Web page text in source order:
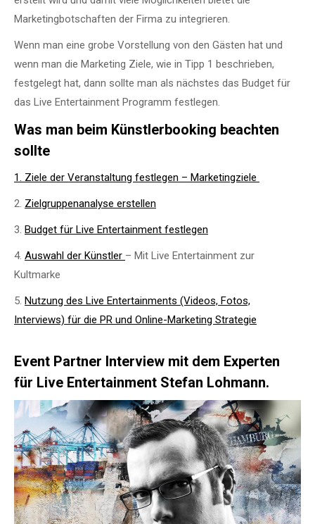
Marketingbotschaften der Firma zu integrieren.
Wenn man eine grobe Vorstellung von den Gästen hat und
wenn man die Marketing Ziele, wie in Tipp 1 beschrieben,
festgelegt hat, dann sollte man als nächstes das Budget für
das Live Entertainment Programm festlegen.
Was man beim Künstlerbooking beachten
sollte
1. Ziele der Veranstaltung festlegen – Marketingziele
2. Zielgruppenanalyse erstellen
3. Budget für Live Entertainment festlegen
4. Auswahl der Künstler – Mit Live Entertainment zur
Kultmarke
5. Nutzung des Live Entertainments (Videos, Fotos,
Interviews) für die PR und Online-Marketing Strategie
Event Partner Interview mit dem Experten
für Live Entertainment Stefan Lohmann.